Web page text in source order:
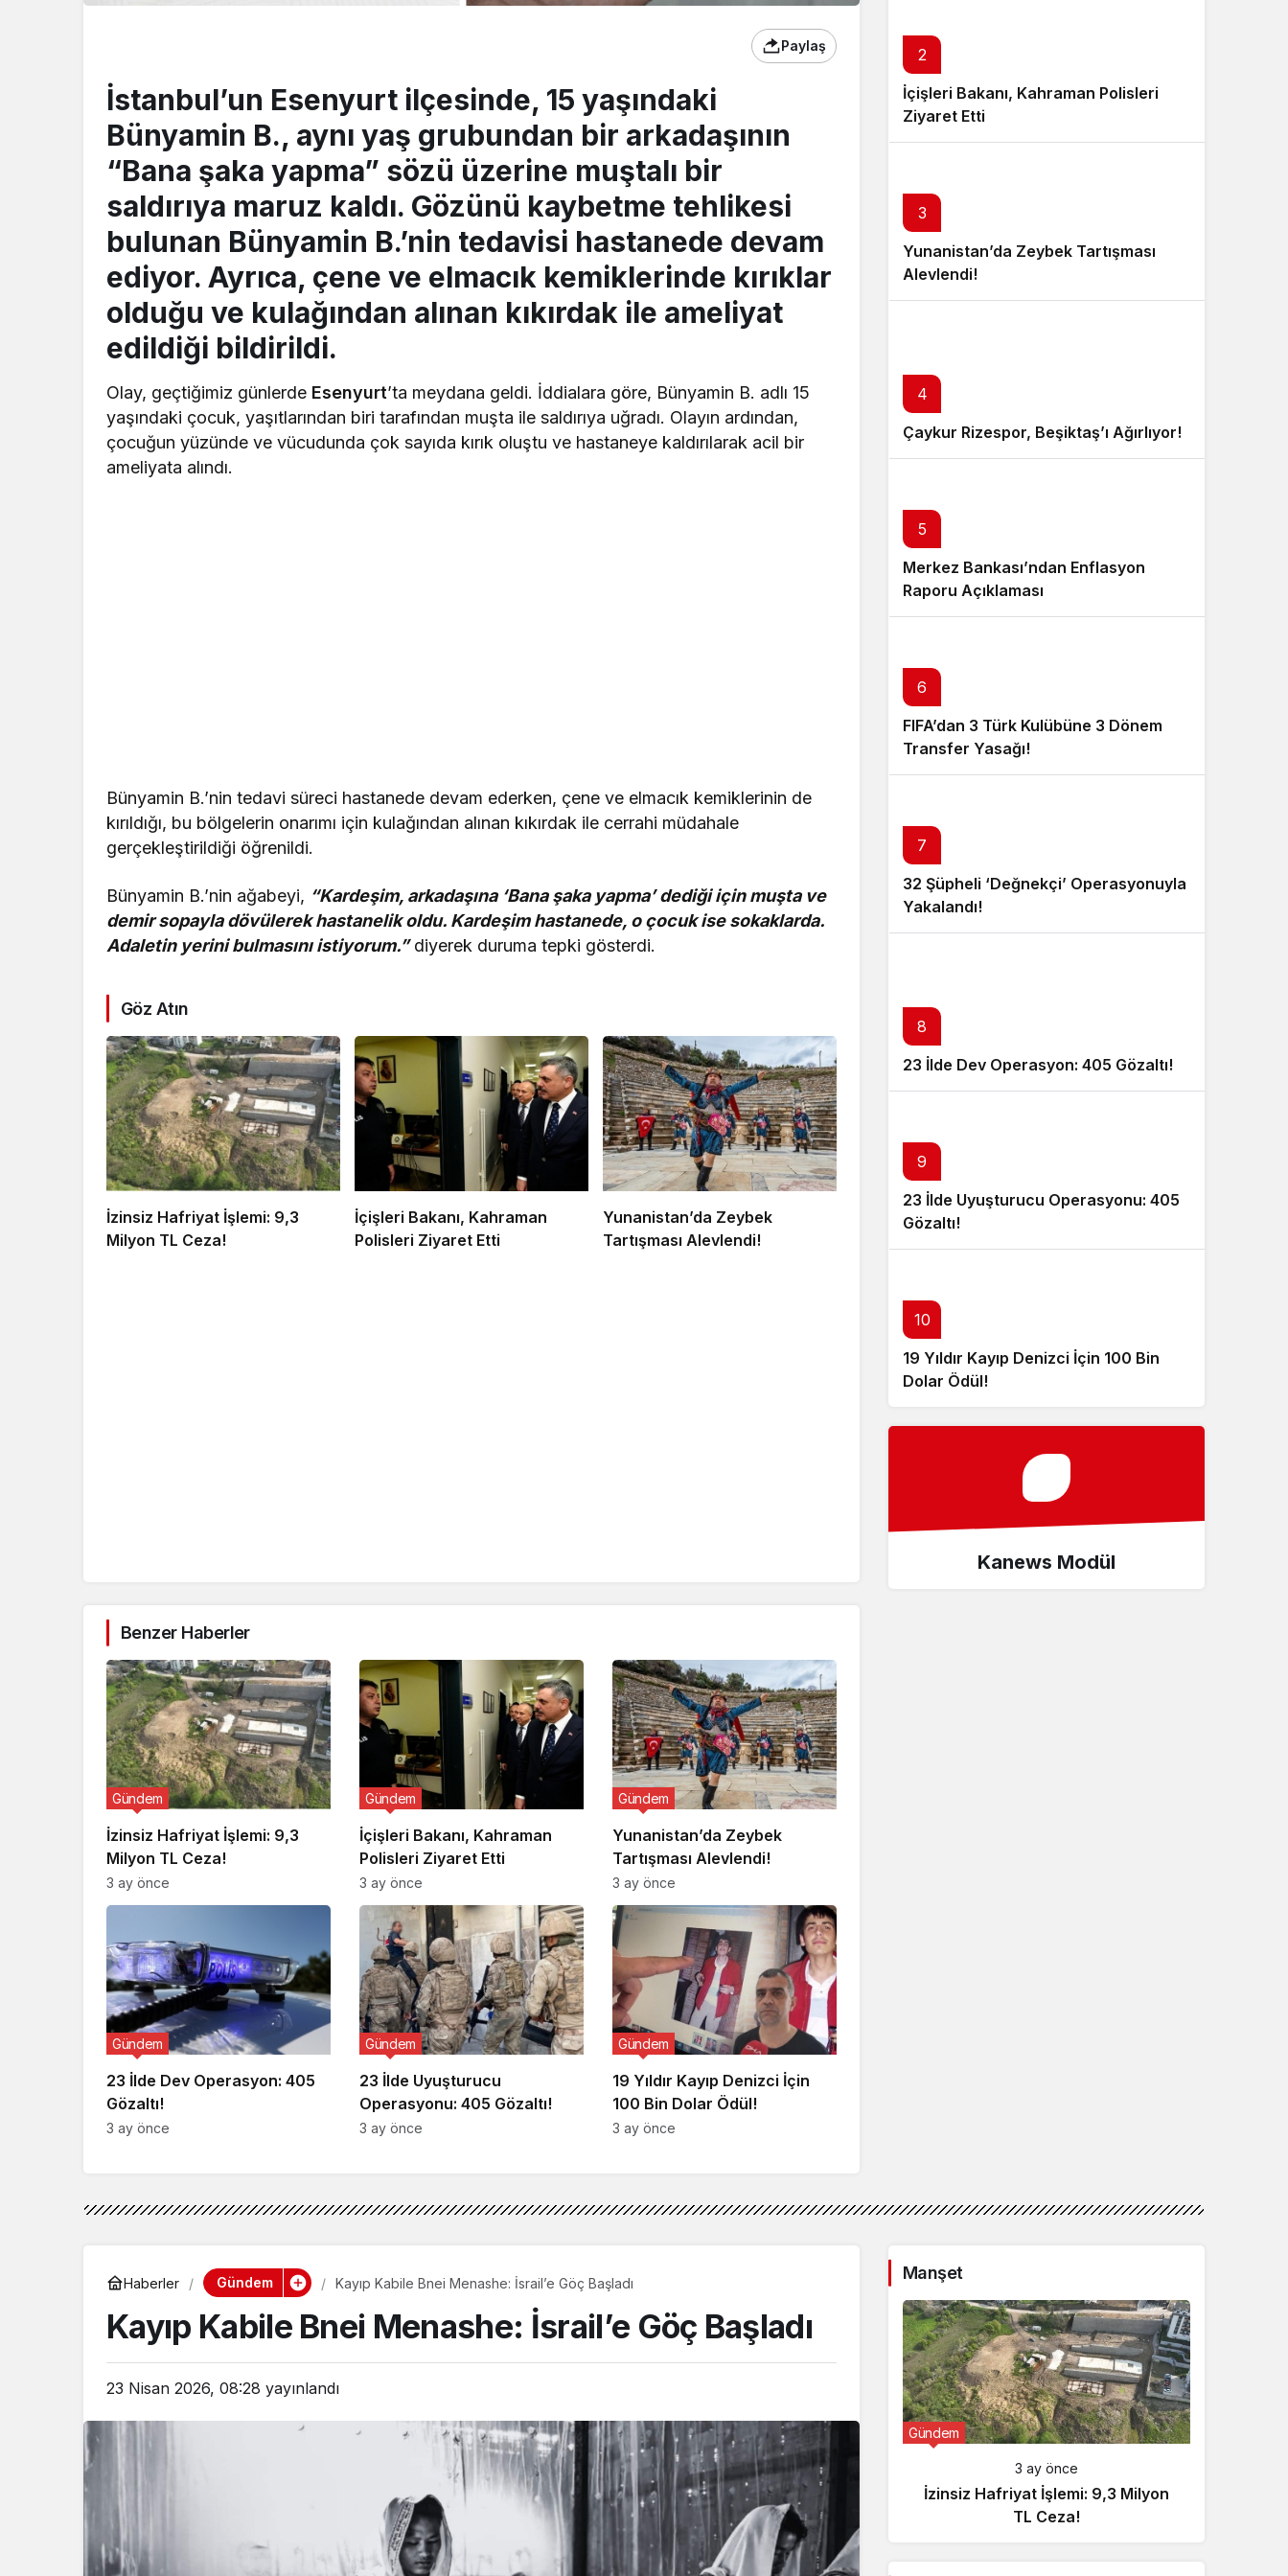
Paylaş
İstanbul’un Esenyurt ilçesinde, 15 yaşındaki
Bünyamin B., aynı yaş grubundan bir arkadaşının
“Bana şaka yapma” sözü üzerine muştalı bir
saldırıya maruz kaldı. Gözünü kaybetme tehlikesi
bulunan Bünyamin B.’nin tedavisi hastanede devam
ediyor. Ayrıca, çene ve elmacık kemiklerinde kırıklar
olduğu ve kulağından alınan kıkırdak ile ameliyat
edildiği bildirildi.
Olay, geçtiğimiz günlerde Esenyurt’ta meydana geldi. İddialara göre, Bünyamin B. adlı 15
yaşındaki çocuk, yaşıtlarından biri tarafından muşta ile saldırıya uğradı. Olayın ardından,
çocuğun yüzünde ve vücudunda çok sayıda kırık oluştu ve hastaneye kaldırılarak acil bir
ameliyata alındı.
Bünyamin B.’nin tedavi süreci hastanede devam ederken, çene ve elmacık kemiklerinin de
kırıldığı, bu bölgelerin onarımı için kulağından alınan kıkırdak ile cerrahi müdahale
gerçekleştirildiği öğrenildi.
Bünyamin B.’nin ağabeyi, “Kardeşim, arkadaşına ‘Bana şaka yapma’ dediği için muşta ve
demir sopayla dövülerek hastanelik oldu. Kardeşim hastanede, o çocuk ise sokaklarda.
Adaletin yerini bulmasını istiyorum.”diyerek duruma tepki gösterdi.
Göz Atın
İzinsiz Hafriyat İşlemi: 9,3
Milyon TL Ceza!
İçişleri Bakanı, Kahraman
Polisleri Ziyaret Etti
Yunanistan’da Zeybek
Tartışması Alevlendi!
Benzer Haberler
İzinsiz Hafriyat İşlemi: 9,3
Milyon TL Ceza!
Gündem
3 ay önce
İçişleri Bakanı, Kahraman
Polisleri Ziyaret Etti
Gündem
3 ay önce
Yunanistan’da Zeybek
Tartışması Alevlendi!
Gündem
3 ay önce
23 İlde Dev Operasyon: 405
Gözaltı!
Gündem
3 ay önce
23 İlde Uyuşturucu
Operasyonu: 405 Gözaltı!
Gündem
3 ay önce
19 Yıldır Kayıp Denizci İçin
100 Bin Dolar Ödül!
Gündem
3 ay önce
2
İçişleri Bakanı, Kahraman Polisleri
Ziyaret Etti
3
Yunanistan’da Zeybek Tartışması
Alevlendi!
4
Çaykur Rizespor, Beşiktaş’ı Ağırlıyor!
5
Merkez Bankası’ndan Enflasyon
Raporu Açıklaması
6
FIFA’dan 3 Türk Kulübüne 3 Dönem
Transfer Yasağı!
7
32 Şüpheli ‘Değnekçi’ Operasyonuyla
Yakalandı!
8
23 İlde Dev Operasyon: 405 Gözaltı!
9
23 İlde Uyuşturucu Operasyonu: 405
Gözaltı!
10
19 Yıldır Kayıp Denizci İçin 100 Bin
Dolar Ödül!
Kanews Modül
Haberler Gündem Kayıp Kabile Bnei Menashe: İsrail’e Göç Başladı
Kayıp Kabile Bnei Menashe: İsrail’e Göç Başladı
23 Nisan 2026, 08:28 yayınlandı
Manşet
Gündem
3 ay önce
İzinsiz Hafriyat İşlemi: 9,3 Milyon
TL Ceza!